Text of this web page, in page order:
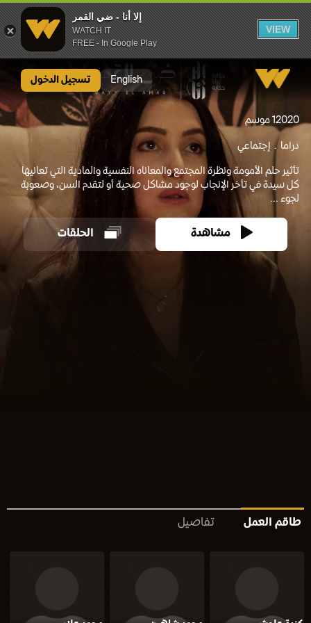
إلا أنا - ضي القمر
WATCH IT
FREE - In Google Play
VIEW
English تسجيل الدخول
20201 موسم
دراما إجتماعي
تأثير حلم الأمومة ونظرة المجتمع والمعاناه النفسية والمادية التي تعانيها
كل سيدة في تأخر الإنجاب لوجود مشاكل صحية أو لتقدم السن، وصعوبة
لجوء ...
مشاهدة الحلقات
طاقم العمل تفاصيل